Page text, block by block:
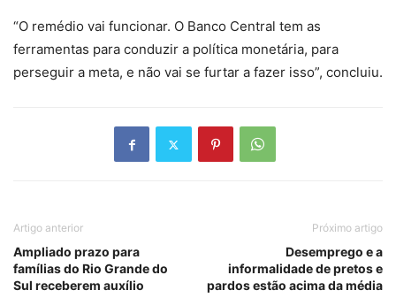
“O remédio vai funcionar. O Banco Central tem as
ferramentas para conduzir a política monetária, para
perseguir a meta, e não vai se furtar a fazer isso”, concluiu.
Artigo anterior
Ampliado prazo para
famílias do Rio Grande do
Sul receberem auxílio
Próximo artigo
Desemprego e a
informalidade de pretos e
pardos estão acima da média